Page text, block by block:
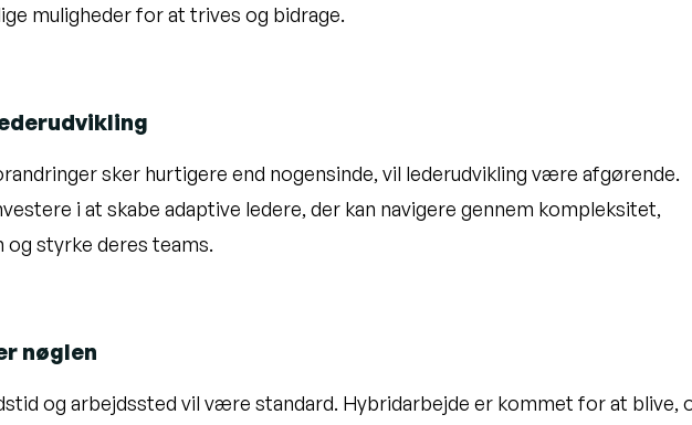
muligheder for at trives og bidrage.
sker hurtigere end nogensinde, vil lederudvikling være afgørende.
i at skabe adaptive ledere, der kan navigere gennem kompleksitet,
styrke deres teams.
nøglen
og arbejdssted vil være standard. Hybridarbejde er kommet for at blive,